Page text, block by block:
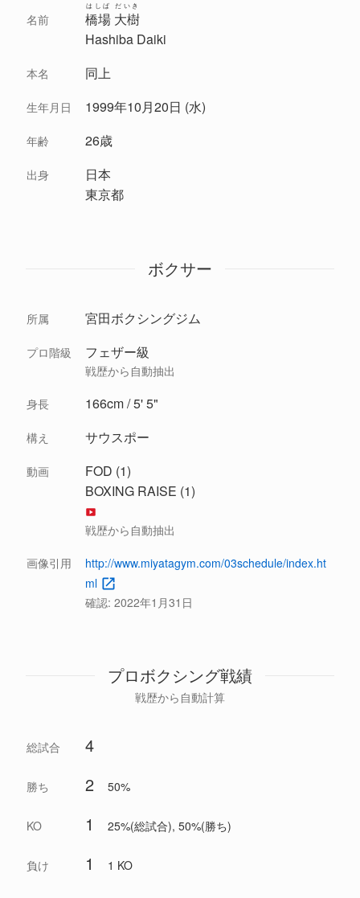
名前 橋場 大樹
はしば だいき
Hashiba Daiki
本名 同上
生年月日 1999年10月20日 (水)
年齢 26歳
出身
日本
東京都
ボクサー
所属 宮田ボクシングジム
プロ階級 フェザー級
戦歴から自動抽出
身長 166cm / 5' 5"
構え サウスポー
動画
FOD (1)
BOXING RAISE (1)
戦歴から自動抽出
画像引用
http://www.miyatagym.com/03schedule/index.ht
ml
確認: 2022年1月31日
プロボクシング戦績
戦歴から自動計算
総試合 4
勝ち 2 50%
KO 1 25%(総試合), 50%(勝ち)
負け 1 1 KO